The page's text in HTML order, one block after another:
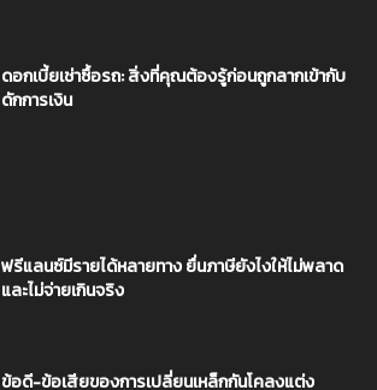
ดอกเบี้ยเช่าซื้อรถ: สิ่งที่คุณต้องรู้ก่อนถูกลากเข้ากับ
ดักการเงิน
ฟรีแลนซ์มีรายได้หลายทาง ยื่นภาษียังไงให้ไม่พลาด
และไม่จ่ายเกินจริง
ข้อดี-ข้อเสียของการเปลี่ยนเหล็กกันโคลงแต่ง